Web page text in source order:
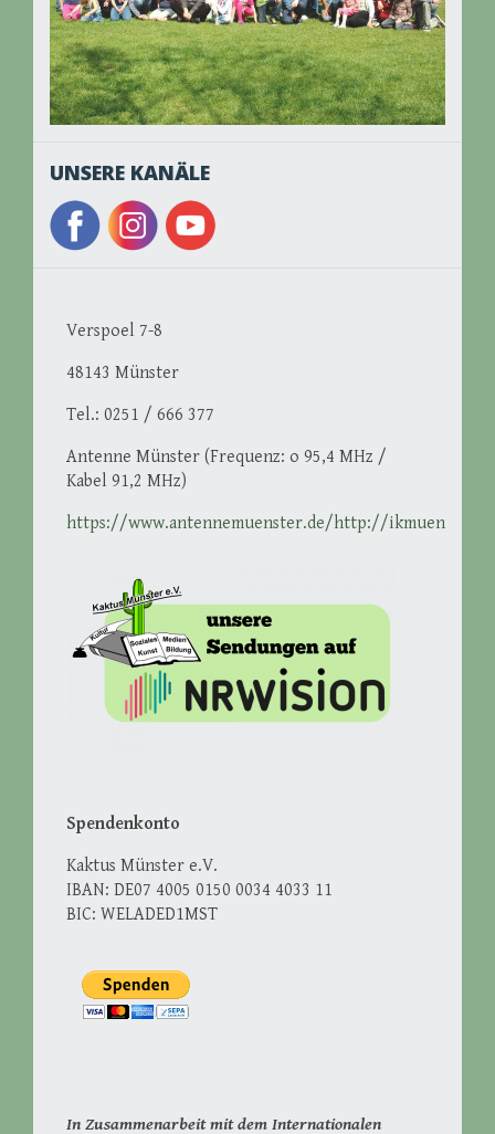
UNSERE KANÄLE
Verspoel 7-8
48143 Münster
Tel.: 0251 / 666 377
Antenne Münster (Frequenz: o 95,4 MHz /
Kabel 91,2 MHz)
https://www.antennemuenster.de/http://
Spendenkonto
Kaktus Münster e.V.
IBAN: DE07 4005 0150 0034 4033 11
BIC: WELADED1MST
In Zusammenarbeit mit dem Internationalen